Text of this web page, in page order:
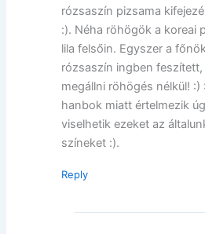
rózsaszín pizsama
:). Néha röhögök a koreai
lila felsőin. Egyszer a
rózsaszín ingben
megállni röhögés nélkül! :)
hanbok miatt értelmezik
viselhetik ezeket az
színeket :).
Reply